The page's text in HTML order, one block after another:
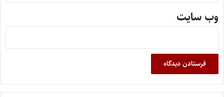
وب‌ سایت